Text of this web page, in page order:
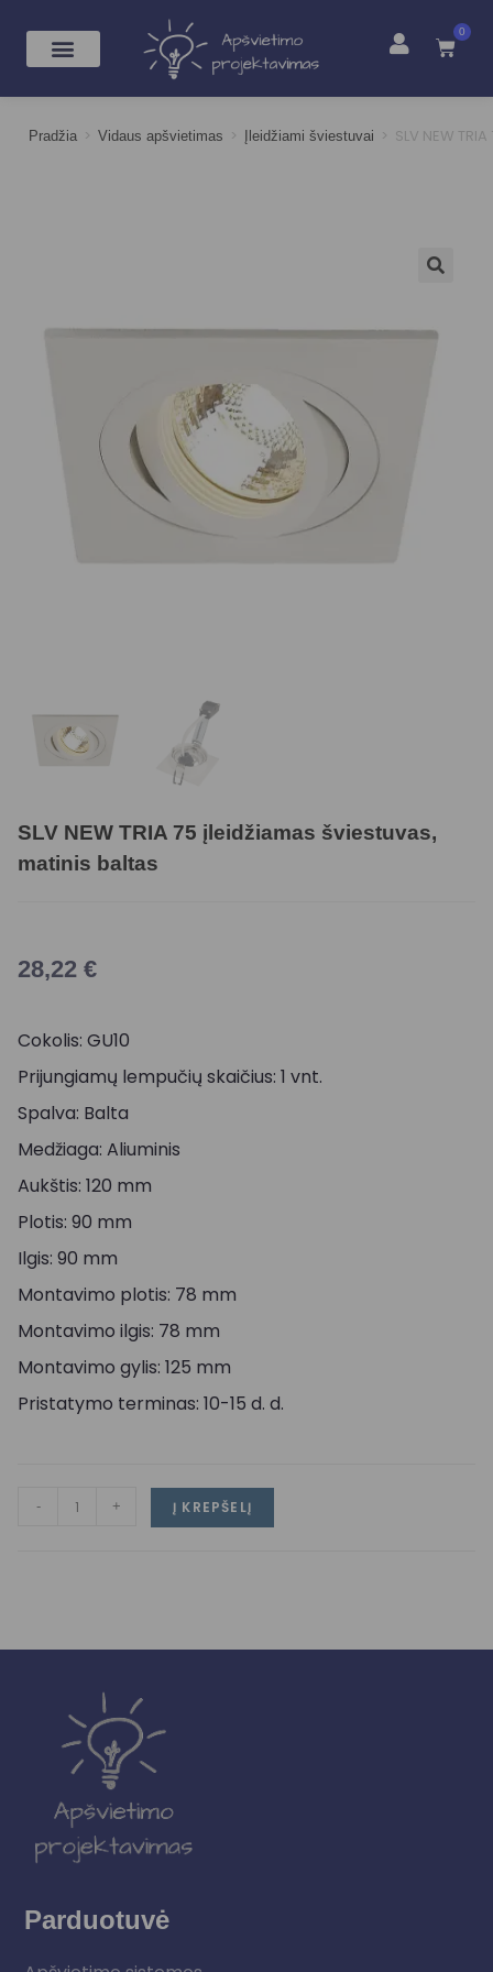
0
Pradžia > Vidaus apšvietimas > Įleidžiami šviestuvai > SLV NEW
SLV NEW TRIA 75 įleidžiamas šviestuvas,
matinis baltas
28,22 €
Cokolis: GU10
Prijungiamų lempučių skaičius: 1 vnt.
Spalva: Balta
Medžiaga: Aliuminis
Aukštis: 120 mm
Plotis: 90 mm
Ilgis: 90 mm
Montavimo plotis: 78 mm
Montavimo ilgis: 78 mm
Montavimo gylis: 125 mm
Pristatymo terminas: 10-15 d. d.
- + Į KREPŠELĮ
Parduotuvė